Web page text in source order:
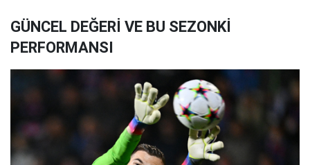
GÜNCEL DEĞERİ VE BU SEZONKİ
PERFORMANSI